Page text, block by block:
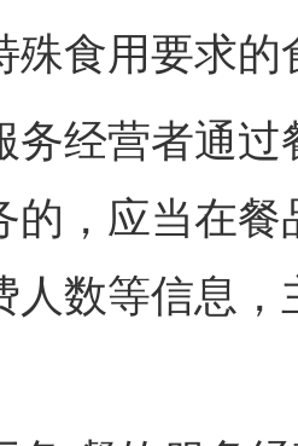
殊食用要求的
营者通过
的，应当在
人数等信息